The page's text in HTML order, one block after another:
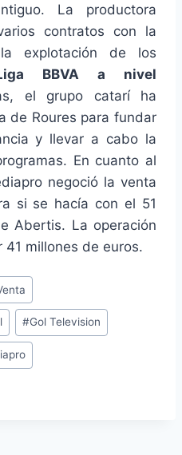
La productora
contratos con la
explotación de los
BBVA a nivel
el grupo catarí ha
de Roures para fundar
y llevar a cabo la
En cuanto al
negoció la venta
si se hacía con el 51
Abertis. La operación
41 millones de euros.
#Gol Television